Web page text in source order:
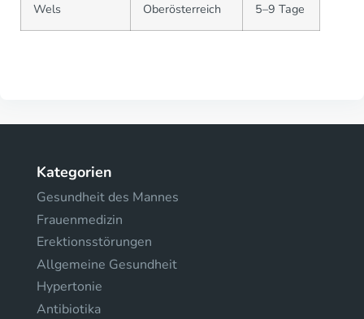
Wels Oberösterreich 5–9 Tage
Kategorien
Gesundheit des Mannes
Frauenmedizin
Erektionsstörungen
Allgemeine Gesundheit
Hypertonie
Antibiotika